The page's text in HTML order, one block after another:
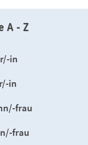
A - Z
in
in
frau
frau